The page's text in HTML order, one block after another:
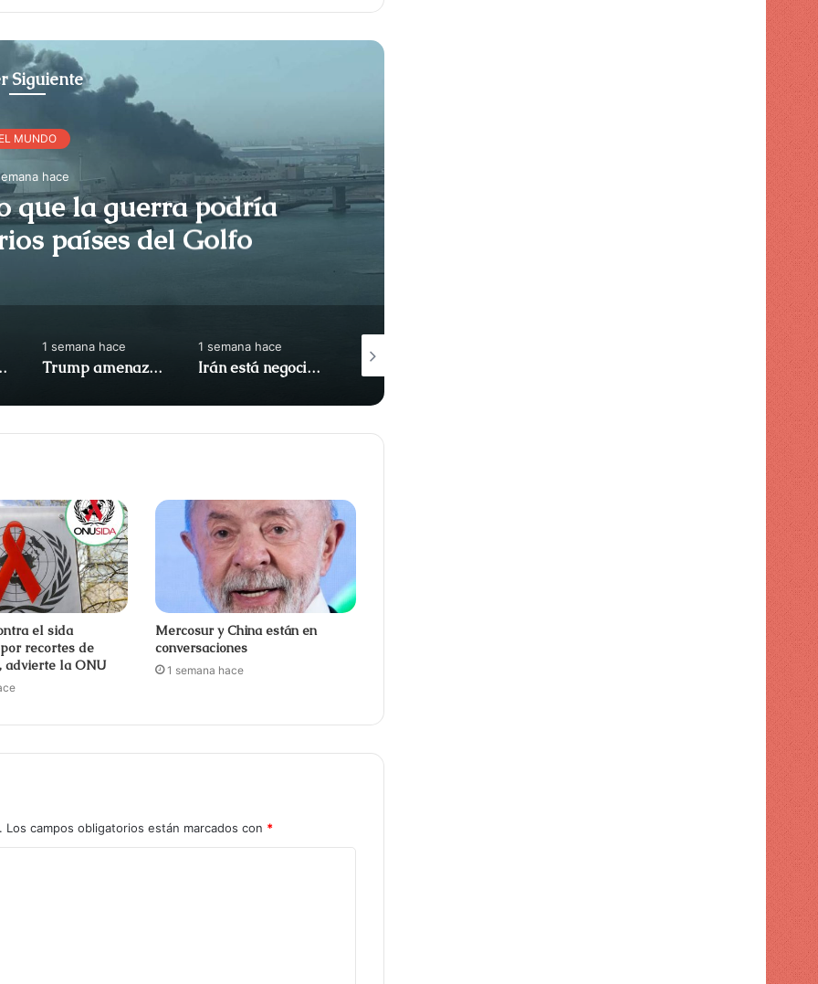
Siguiente
EL MUNDO
hace
queso de Nueva York
Los dominicanos lo
1 semana hace
Trump amenaza a Irán
jordana: "Vamos a
a vencerlo"
1 semana hace
Irán está negociando con Omán una nueva ruta hacia Ormuz, controlada por Irán
1 semana hace
Legisladores de izquierda abandonan el Congreso antes del discurso presidencial de Fujimori Jurisconsulta propone nuevo código de oportunidades para periodistas dominicanos en el exterior
el sida
recortes de
advierte la ONU
Mercosur y China están en
conversaciones
1 semana hace
Los campos obligatorios están marcados con *